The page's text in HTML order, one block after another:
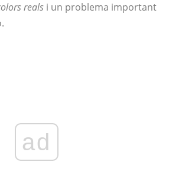
reals i un problema important
ad